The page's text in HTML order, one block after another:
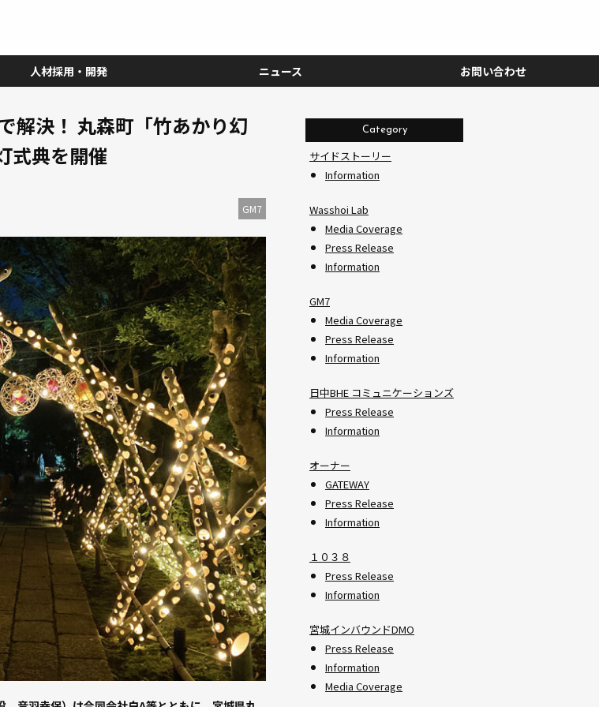
人材採用・開発
ニュース お問い合わせ
決！ 丸森町「竹あかり幻
式典を開催
GM7
Category
サイドストーリー
Information
Wasshoi Lab
Media Coverage
Press Release
Information
GM7
Media Coverage
Press Release
Information
日中BHE コミュニケーションズ
Press Release
Information
オーナー
GATEWAY
Press Release
Information
１０３８
Press Release
Information
宮城インバウンドDMO
Press Release
Information
Media Coverage